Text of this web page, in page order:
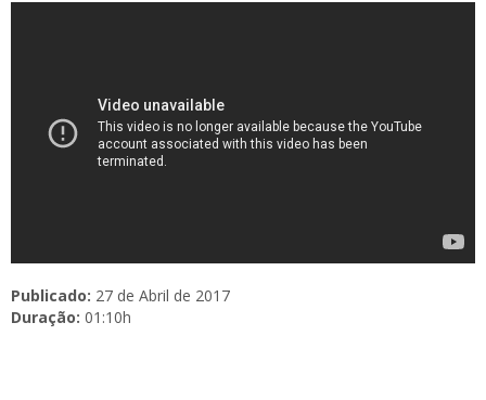
Publicado: 27 de Abril de 2017
Duração: 01:10h